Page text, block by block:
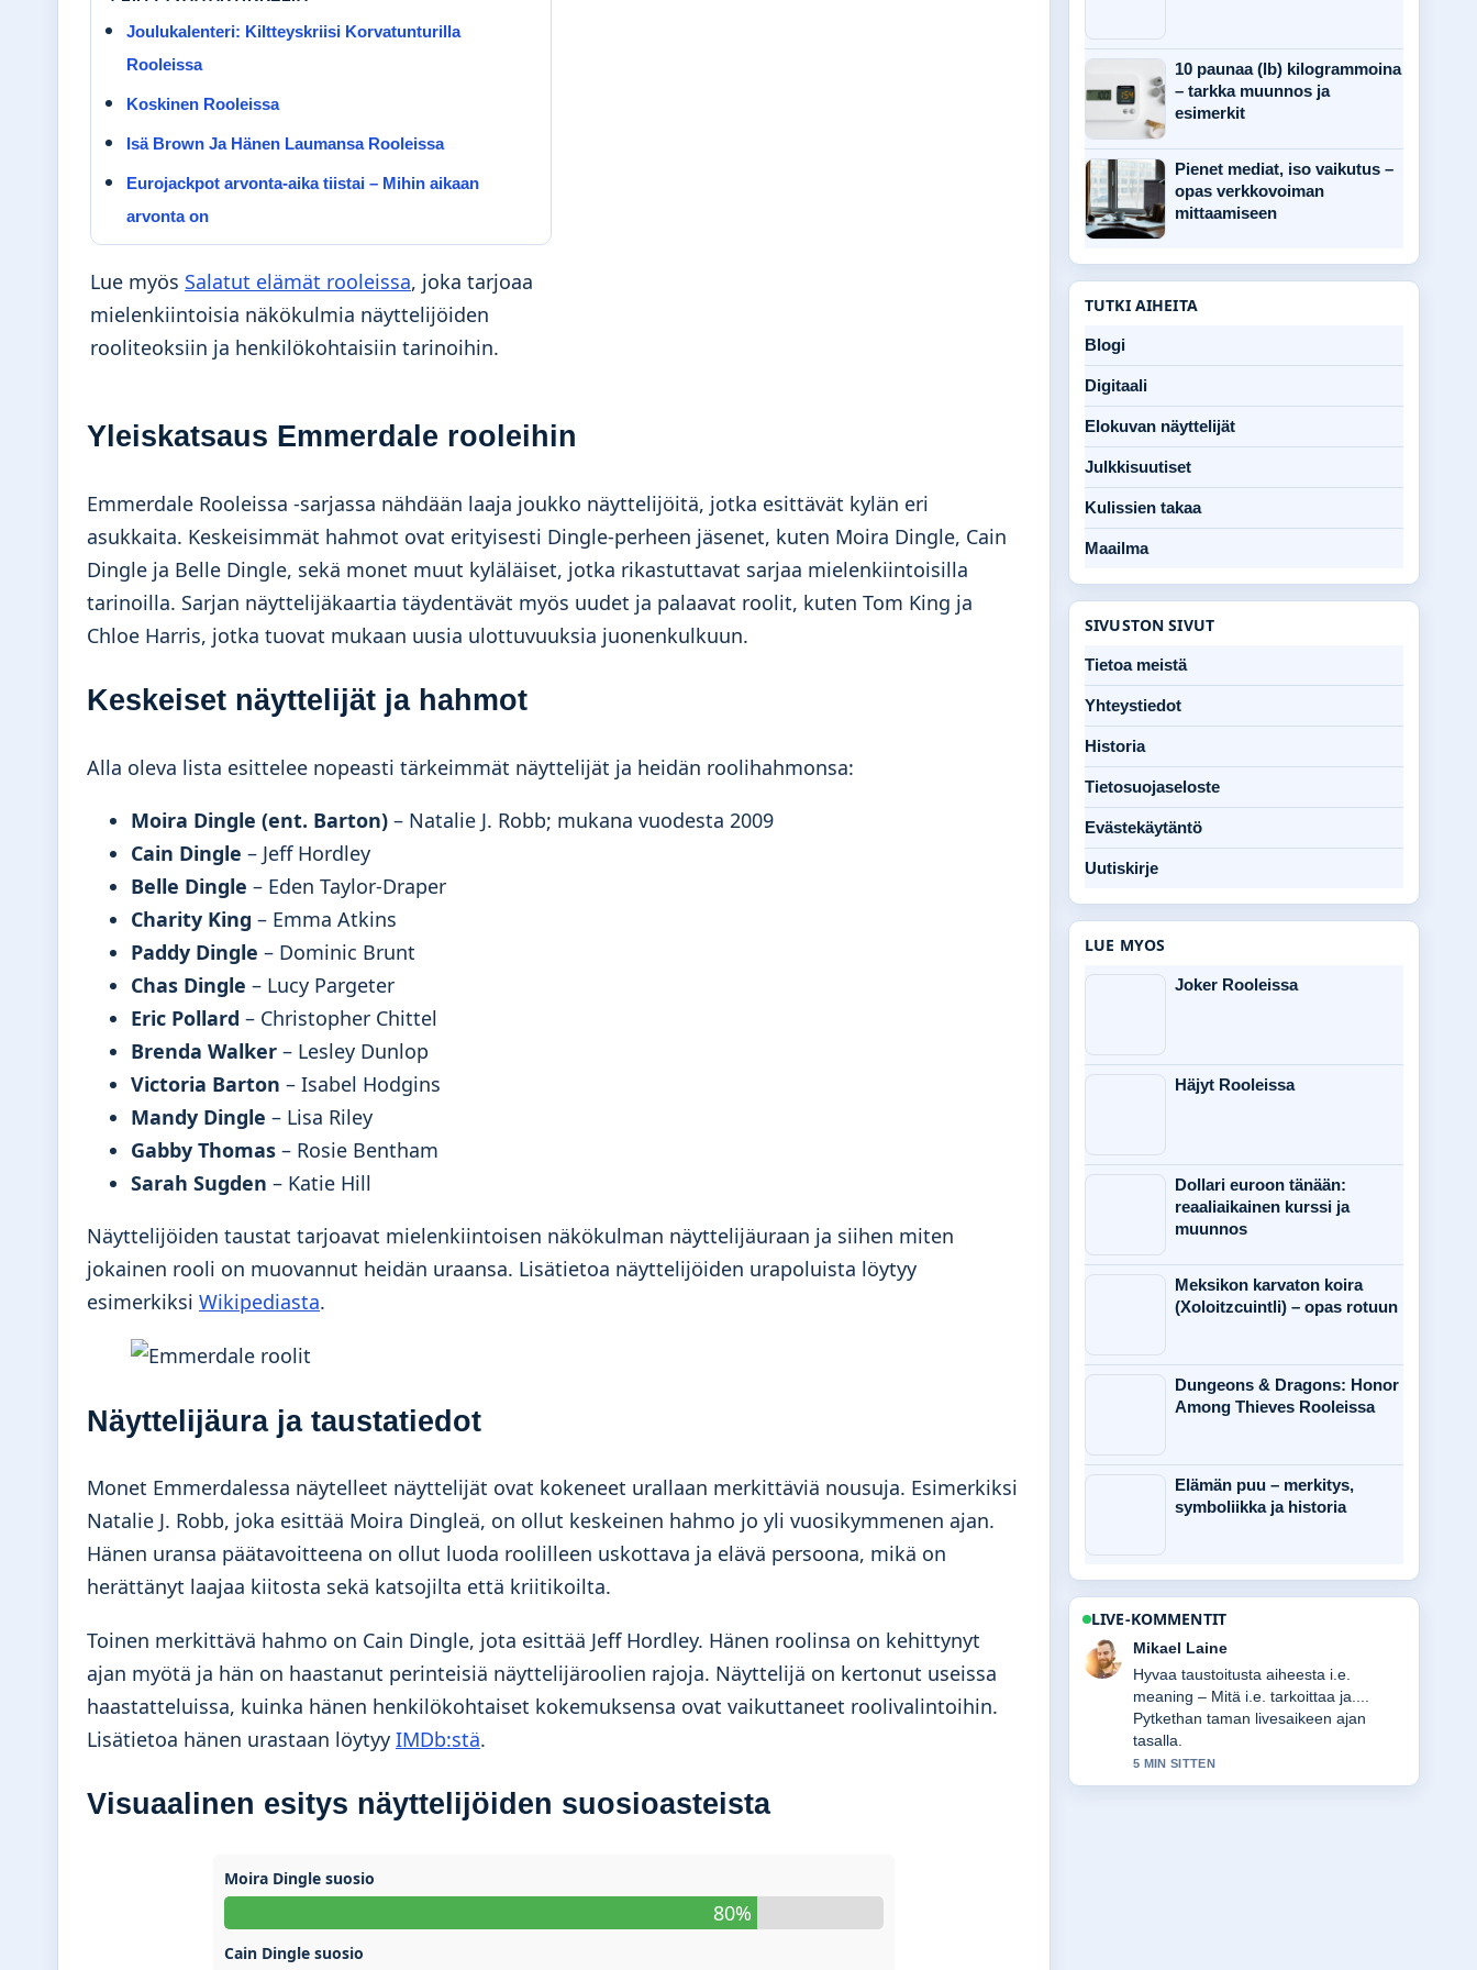
Joulukalenteri: Kiltteyskriisi Korvatunturilla
Rooleissa
Koskinen Rooleissa
Isä Brown Ja Hänen Laumansa Rooleissa
Eurojackpot arvonta-aika tiistai – Mihin aikaan
arvonta on
Lue myös Salatut elämät rooleissa, joka tarjoaa
mielenkiintoisia näkökulmia näyttelijöiden
rooliteoksiin ja henkilökohtaisiin tarinoihin.
Yleiskatsaus Emmerdale rooleihin
Emmerdale Rooleissa -sarjassa nähdään laaja joukko näyttelijöitä, jotka esittävät kylän eri
asukkaita. Keskeisimmät hahmot ovat erityisesti Dingle-perheen jäsenet, kuten Moira Dingle, Cain
Dingle ja Belle Dingle, sekä monet muut kyläläiset, jotka rikastuttavat sarjaa mielenkiintoisilla
tarinoilla. Sarjan näyttelijäkaartia täydentävät myös uudet ja palaavat roolit, kuten Tom King ja
Chloe Harris, jotka tuovat mukaan uusia ulottuvuuksia juonenkulkuun.
Keskeiset näyttelijät ja hahmot
Alla oleva lista esittelee nopeasti tärkeimmät näyttelijät ja heidän roolihahmonsa:
Moira Dingle (ent. Barton) – Natalie J. Robb; mukana vuodesta 2009
Cain Dingle – Jeff Hordley
Belle Dingle – Eden Taylor-Draper
Charity King – Emma Atkins
Paddy Dingle – Dominic Brunt
Chas Dingle – Lucy Pargeter
Eric Pollard – Christopher Chittel
Brenda Walker – Lesley Dunlop
Victoria Barton – Isabel Hodgins
Mandy Dingle – Lisa Riley
Gabby Thomas – Rosie Bentham
Sarah Sugden – Katie Hill
Näyttelijöiden taustat tarjoavat mielenkiintoisen näkökulman näyttelijäuraan ja siihen miten
jokainen rooli on muovannut heidän uraansa. Lisätietoa näyttelijöiden urapoluista löytyy
esimerkiksi Wikipediasta.
Näyttelijäura ja taustatiedot
Monet Emmerdalessa näytelleet näyttelijät ovat kokeneet urallaan merkittäviä nousuja. Esimerkiksi
Natalie J. Robb, joka esittää Moira Dingleä, on ollut keskeinen hahmo jo yli vuosikymmenen ajan.
Hänen uransa päätavoitteena on ollut luoda roolilleen uskottava ja elävä persoona, mikä on
herättänyt laajaa kiitosta sekä katsojilta että kriitikoilta.
Toinen merkittävä hahmo on Cain Dingle, jota esittää Jeff Hordley. Hänen roolinsa on kehittynyt
ajan myötä ja hän on haastanut perinteisiä näyttelijäroolien rajoja. Näyttelijä on kertonut useissa
haastatteluissa, kuinka hänen henkilökohtaiset kokemuksensa ovat vaikuttaneet roolivalintoihin.
Lisätietoa hänen urastaan löytyy IMDb:stä.
Visuaalinen esitys näyttelijöiden suosioasteista
Moira Dingle suosio
80%
Cain Dingle suosio
10 paunaa (lb) kilogrammoina
– tarkka muunnos ja
esimerkit
Pienet mediat, iso vaikutus –
opas verkkovoiman
mittaamiseen
TUTKI AIHEITA
Blogi
Digitaali
Elokuvan näyttelijät
Julkkisuutiset
Kulissien takaa
Maailma
SIVUSTON SIVUT
Tietoa meistä
Yhteystiedot
Historia
Tietosuojaseloste
Evästekäytäntö
Uutiskirje
LUE MYOS
Joker Rooleissa
Häjyt Rooleissa
Dollari euroon tänään:
reaaliaikainen kurssi ja
muunnos
Meksikon karvaton koira
(Xoloitzcuintli) – opas rotuun
Dungeons & Dragons: Honor
Among Thieves Rooleissa
Elämän puu – merkitys,
symboliikka ja historia
LIVE-KOMMENTIT
Ella Makinen
Raportointi The Electric State: onko se
hyvä elokuva...-aiheesta tuntuu
luotettavalta ja helppolukuiselta.
7 MIN SITTEN